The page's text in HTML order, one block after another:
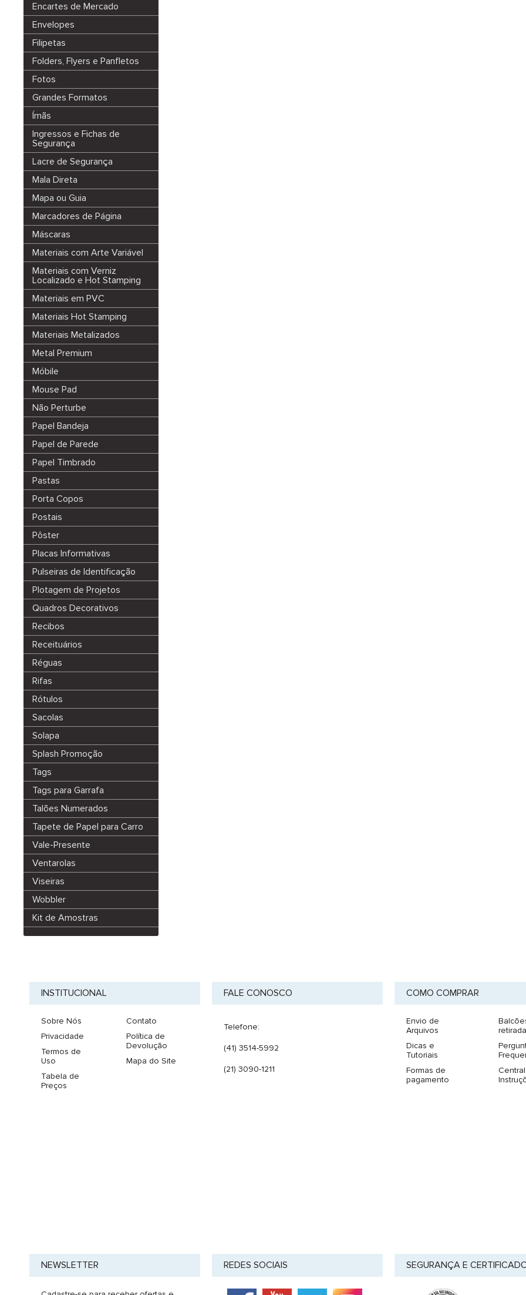
Encartes de Mercado
Envelopes
Filipetas
Folders, Flyers e Panfletos
Fotos
Grandes Formatos
Ímãs
Ingressos e Fichas de
Segurança
Lacre de Segurança
Mala Direta
Mapa ou Guia
Marcadores de Página
Máscaras
Materiais com Arte Variável
Materiais com Verniz
Localizado e Hot Stamping
Materiais em PVC
Materiais Hot Stamping
Materiais Metalizados
Metal Premium
Móbile
Mouse Pad
Não Perturbe
Papel Bandeja
Papel de Parede
Papel Timbrado
Pastas
Porta Copos
Postais
Pôster
Placas Informativas
Pulseiras de Identificação
Plotagem de Projetos
Quadros Decorativos
Recibos
Receituários
Réguas
Rifas
Rótulos
Sacolas
Solapa
Splash Promoção
Tags
Tags para Garrafa
Talões Numerados
Tapete de Papel para Carro
Vale-Presente
Ventarolas
Viseiras
Wobbler
Kit de Amostras
INSTITUCIONAL
Sobre Nós
Privacidade
Termos de
Uso
Tabela de
Preços
Contato
Política de
Devolução
Mapa do Site
FALE CONOSCO
Telefone:
(41) 3514-5992
(21) 3090-1211
COMO COMPRAR
Envio de
Arquivos
Dicas e
Tutoriais
Formas de
pagamento
retirada
NEWSLETTER REDES SOCIAIS SEGURANÇA E